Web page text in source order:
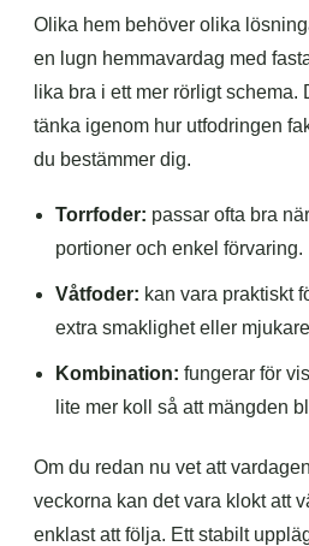
Olika hem behöver olika
en lugn hemmavardag med
lika bra i ett mer rörligt schema.
tänka igenom hur utfodringen
du bestämmer dig.
Torrfoder: passar ofta bra
portioner och enkel förvaring.
Våtfoder: kan vara praktiskt
extra smaklighet eller
Kombination: fungerar för
lite mer koll så att mängden
Om du redan nu vet att
veckorna kan det vara klokt att
enklast att följa. Ett stabilt